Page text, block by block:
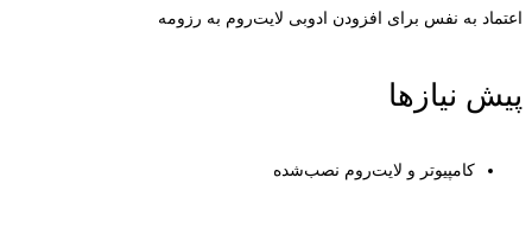
اعتماد به نفس برای افزودن ادوبی لایت‌روم به رزومه
پیش نیازها
کامپیوتر و لایت‌روم نصب‌شده